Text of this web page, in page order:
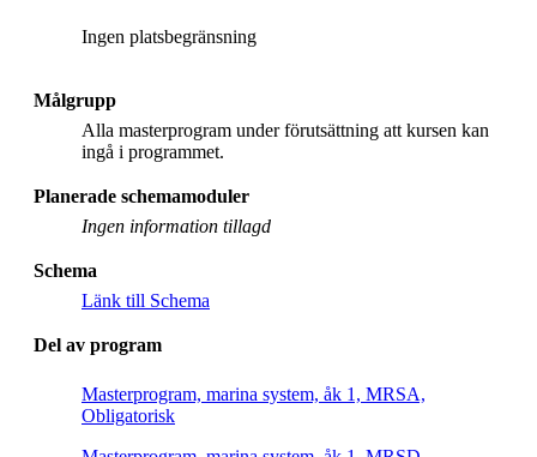
Ingen platsbegränsning
Målgrupp
Alla masterprogram under förutsättning att kursen kan
ingå i programmet.
Planerade schemamoduler
Ingen information tillagd
Schema
Länk till Schema
Del av program
Masterprogram, marina system, åk 1, MRSA,
Obligatorisk